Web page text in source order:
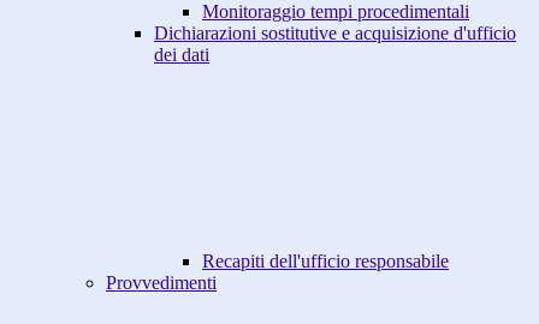
Monitoraggio tempi procedimentali
Dichiarazioni sostitutive e acquisizione d'ufficio
dei dati
Recapiti dell'ufficio responsabile
Provvedimenti